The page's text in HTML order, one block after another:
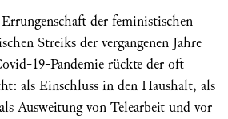
der feministischen
Streiks der vergangenen Jahre
19-Pandemie rückte der oft
als Einschluss in den Haushalt, als
Ausweitung von Telearbeit und vor